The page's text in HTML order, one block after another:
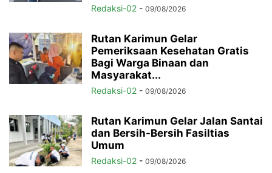
Redaksi-02 - 09/08/2026
Rutan Karimun Gelar
Pemeriksaan Kesehatan Gratis
Bagi Warga Binaan dan
Masyarakat...
Redaksi-02 - 09/08/2026
Rutan Karimun Gelar Jalan Santai
dan Bersih-Bersih Fasiltias
Umum
Redaksi-02 - 09/08/2026